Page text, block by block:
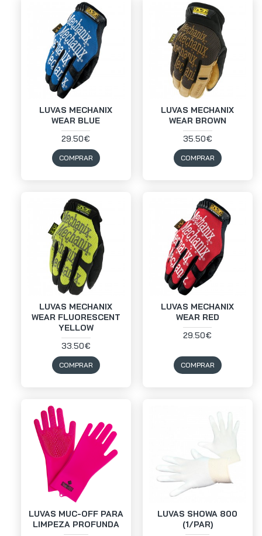
LUVAS MECHANIX
WEAR BLUE
29.50€
COMPRAR
LUVAS MECHANIX
WEAR BROWN
35.50€
COMPRAR
LUVAS MECHANIX
WEAR FLUORESCENT
YELLOW
33.50€
COMPRAR
LUVAS MECHANIX
WEAR RED
29.50€
COMPRAR
LUVAS MUC-OFF PARA
LIMPEZA PROFUNDA
LUVAS SHOWA 800
(1/PAR)